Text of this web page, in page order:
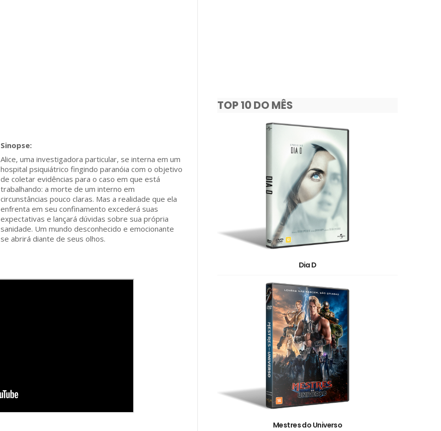
Alice, uma investigadora particular, se interna em um
hospital psiquiátrico fingindo paranóia com o objetivo
de coletar evidências para o caso em que está
trabalhando: a morte de um interno em
circunstâncias pouco claras. Mas a realidade que ela
enfrenta em seu confinamento excederá suas
expectativas e lançará dúvidas sobre sua própria
sanidade. Um mundo desconhecido e emocionante
se abrirá diante de seus olhos.
TOP 10 DO MÊS
Dia D
Mestres do Universo